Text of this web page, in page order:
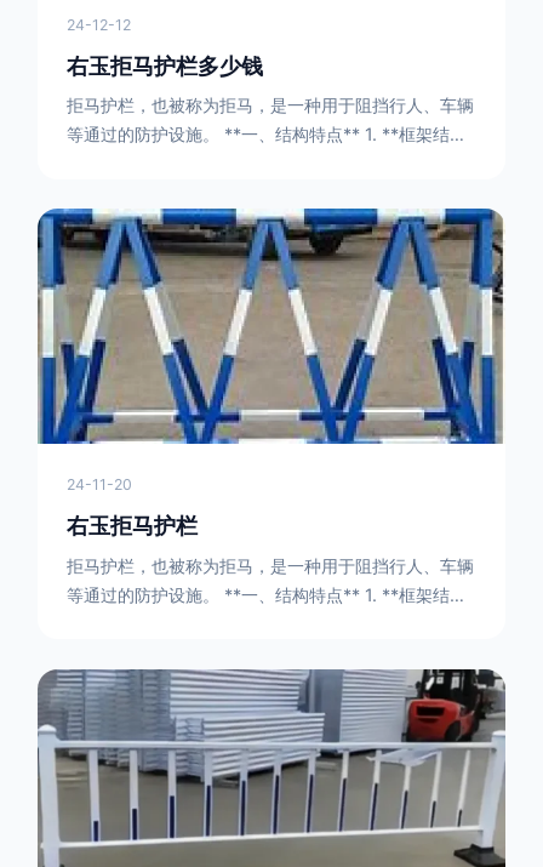
24-12-12
右玉拒马护栏多少钱
拒马护栏，也被称为拒马，是一种用于阻挡行人、车辆
等通过的防护设施。 **一、结构特点** 1. **框架结构
方形的框架组合。这些框架相互连接，形成一个稳定的
结构，能够承受一定的冲击力。例如，在一些临时交通
管制的现场，三角形框架的拒马护栏可以很方便地拼接
在一起，像一个个小的三角锥形状的结构单
24-11-20
右玉拒马护栏
拒马护栏，也被称为拒马，是一种用于阻挡行人、车辆
等通过的防护设施。 **一、结构特点** 1. **框架结构
方形的框架组合。这些框架相互连接，形成一个稳定的
结构，能够承受一定的冲击力。例如，在一些临时交通
管制的现场，三角形框架的拒马护栏可以很方便地拼接
在一起，像一个个小的三角锥形状的结构单